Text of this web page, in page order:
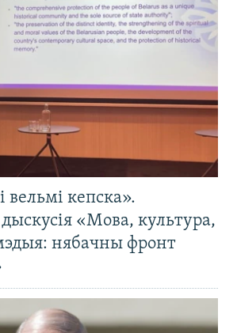
вельмі кепска».
«Мова, культура,
нябачны фронт